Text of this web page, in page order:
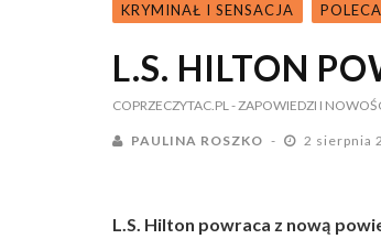
KRYMINAŁ I SENSACJA
L.S. HILTON
COPRZECZYTAC.PL- ZAPOWIEDZI I
PAULINA ROSZKO 2 sierpnia
L.S. Hilton powraca z nową